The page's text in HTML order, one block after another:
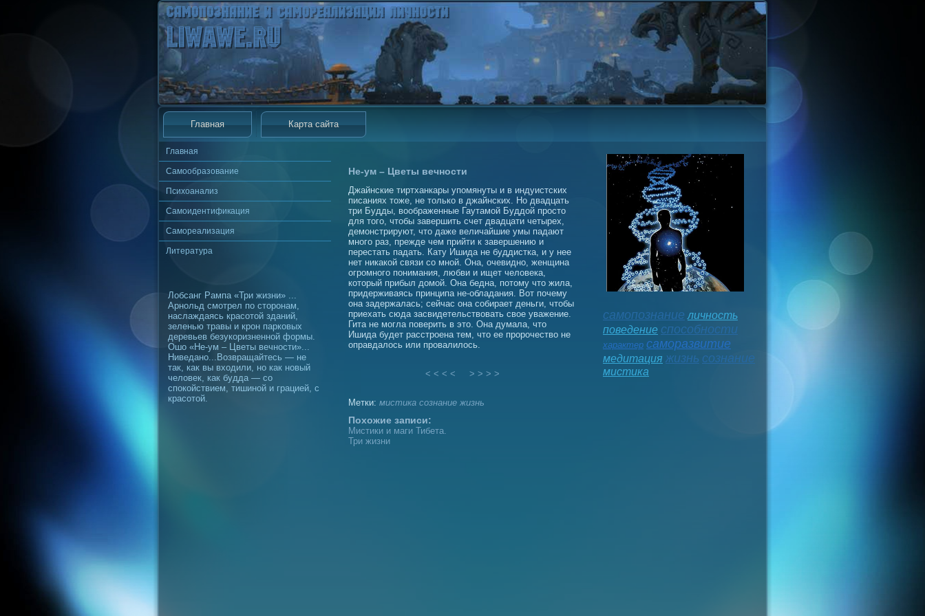
Главная Карта сайта
Главная
Самообразование
Психоанализ
Самоидентификация
Самореализация
Литература
Лобсанг Рампа «Три жизни» ...
Арнольд смотрел по сторонам,
наслаждаясь красотой зданий,
зеленью травы и крон парковых
деревьев безукоризненной формы.
Ошо «Не-ум – Цветы вечности»...
Ниведано...Возвращайтесь — не
так, как вы входили, но как новый
человек, как будда — со
спокойствием, тишиной и грацией, с
красотой.
Не-ум – Цветы вечности
Джайнские тиртханкары упомянуты и в индуистских
писаниях тоже, не только в джайнских. Но двадцать
три Будды, воображенные Гаутамой Буддой просто
для того, чтобы завершить счет двадцати четырех,
демонстрируют, что даже величайшие умы падают
много раз, прежде чем прийти к завершению и
перестать падать. Кату Ишида не буддистка, и у нее
нет никакой связи со мной. Она, очевидно, женщина
огромного понимания, любви и ищет человека,
который прибыл домой. Она бедна, потому что жила,
придерживаясь принципа не-обладания. Вот почему
она задержалась; сейчас она собирает деньги, чтобы
приехать сюда засвидетельствовать свое уважение.
Гита не могла поверить в это. Она думала, что
Ишида будет расстроена тем, что ее пророчество не
оправдалось или провалилось.
< < < < > > > >
Метки: мистика сознание жизнь
Похожие записи:
Мистики и маги Тибета.
Три жизни
самопознание личность
поведение способности
характер саморазвитие
медитация жизнь сознание
мистика